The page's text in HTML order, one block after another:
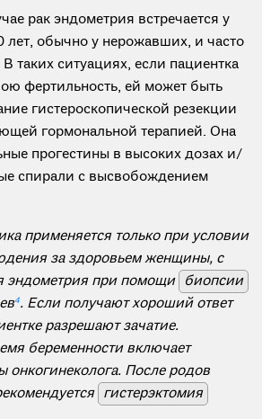
рак эндометрия встречается у
обычно у нерожавших, и часто
В таких ситуациях, если пациентка
фертильность, ей может быть
гистероскопической резекции
гормональной терапией. Она
прогестины в высоких дозах и/
спирали с высвобождением
применяется только при условии
за здоровьем женщины, с
эндометрия при помощи биопсии
4. Если получают хороший ответ
разрешают зачатие.
беременности включает
онкогинеколога. После родов
гистерэктомия